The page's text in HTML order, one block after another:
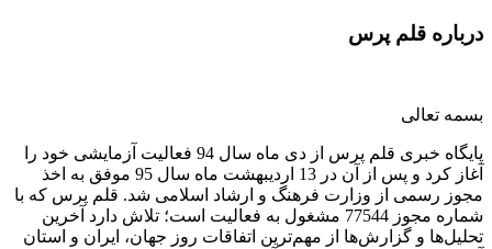
درباره قلم پرس
بسمه تعالی
پایگاه خبری قلم پرس از دی ماه سال 94 فعالیت آزمایشی خود را
آغاز کرد و پس از آن در 13 اردیبهشت ماه سال 95 موفق به اخذ
مجوز رسمی از وزارت فرهنگ و ارشاد اسلامی شد. قلم پرس که با
شماره مجوز 77544 مشغول به فعالیت است؛ تلاش دارد آخرین
تحلیل‌ها و گزارش‌ها از مهم‌ترین اتفاقات روز جهان، ایران و استان